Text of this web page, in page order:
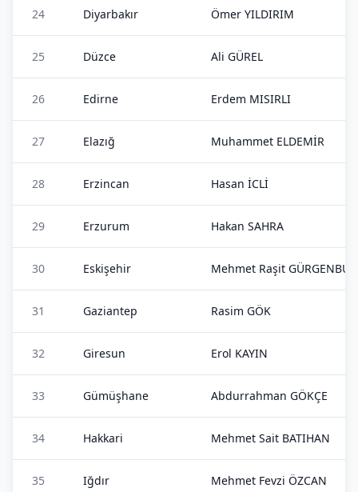
24 Diyarbakır Ömer YILDIRIM
25 Düzce Ali GÜREL
26 Edirne Erdem MISIRLI
27 Elazığ Muhammet ELDEMİR
28 Erzincan Hasan İCLİ
29 Erzurum Hakan SAHRA
30 Eskişehir Mehmet Raşit
31 Gaziantep Rasim GÖK
32 Giresun Erol KAYIN
33 Gümüşhane Abdurrahman GÖKÇE
34 Hakkari Mehmet Sait BATIHAN
35 Iğdır Mehmet Fevzi ÖZCAN